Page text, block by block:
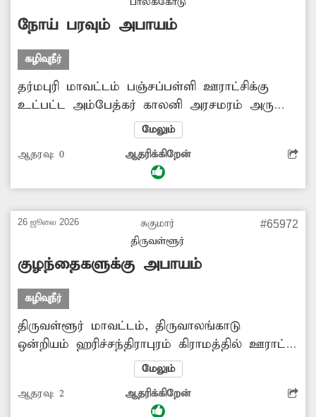
நோய் பரவும் அபாயம்
கழிவுநீர்
தர்மபுரி மாவட்டம் பஞ்சப்பள்ளி ஊராட்சிக்கு
உட்பட்ட அம்பேத்கர் காலனி அரசமரம் அருகே
கடந்த ஒரு ஆண்டாக திறந்த வெளியில்
கழிவுநீர் கால்வாய் உள்ளது. இந்த பகுதியில்
கழிவுநீர் தேங்கி நிற்பதால் கொசுக்கள்
உற்பத்தியாகிறது. மேலும் கடும் துர்நாற்றமும்
ஏற்பட வாய்ப்புள்ளது. இது குறித்து ஊராட்சி
மன்ற அலுவலகத்தில் புகார் அளித்தும்
இதுவரை எந்த நடவடிக்கையும் எடுக்கப்பட்டதாக
தெரியவில்லை. சம்பந்தப்பட்ட அதிகாரிகள் இந்த
பகுதியில் ஆய்வு செய்து கழிவுநீர் தேங்காமல்
இருக்க நடவடிக்கை...
மேலும்
ஆதரவு: 0 ஆதரிக்கிறேன்
26 ஜூலை 2026
சுகுமார்
திருவள்ளூர்
#65972
குழந்தைகளுக்கு அபாயம்
கழிவுநீர்
திருவள்ளூர் மாவட்டம், திருவாலங்காடு
ஒன்றியம் ஹரிச்சந்திராபுரம் கிராமத்தில் ஊராட்சி
ஒன்றிய நடுநிலைப்பள்ளி செயல்பட்டு வருகிறது.
இப்பள்ளியில் சுமார் 100-க்கும் மேற்பட்ட
பிள்ளைகள் படித்து வருகின்றனர். இந்த பள்ளி
மேலும்
ஆதரவு: 2 ஆதரிக்கிறேன்